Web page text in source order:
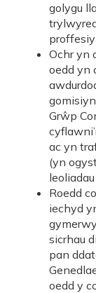
golygu
Ochr yn
oedd yn
Grŵp
ac yn
(yn
Roedd
iechyd
sicrhau
pan
oedd y